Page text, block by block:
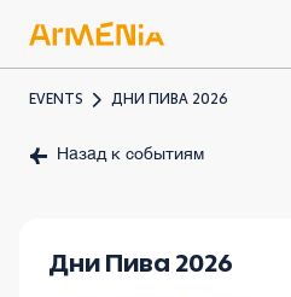
EVENTS ДНИ ПИВА 2026
Назад к событиям
Дни Пива 2026